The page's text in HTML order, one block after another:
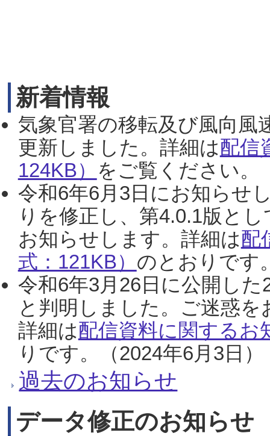
新着情報
気象官署の移転及び風向風
更新しました。詳細は配信
124KB） をご覧ください。
令和6年6月3日にお知らせ
りを修正し、第4.0.1版と
お知らせします。詳細は配
式：121KB） のとおりです
令和6年3月26日に公開し
と判明しました。ご迷惑
詳細は配信資料に関するお
りです。（2024年6月3日）
過去のお知らせ
データ修正のお知らせ